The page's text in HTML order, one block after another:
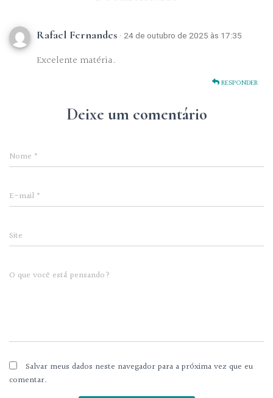
Rafael Fernandes · 24 de outubro de 2025 às 17:35
Excelente matéria.
RESPONDER
Deixe um comentário
Nome *
E-mail *
Site
O que você está pensando?
Salvar meus dados neste navegador para a próxima vez que eu
comentar.